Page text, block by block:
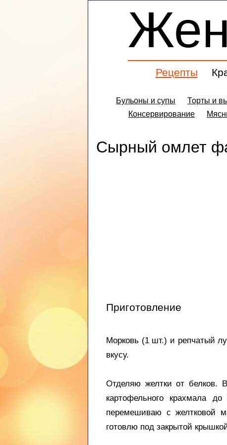
Рецепты
Бульоны и супы Торты и
Консервирование
Сырный омлет
Приготовление
Морковь (1 шт.) и репчатый
вкусу.
Отделяю желтки от
картофельного крахмала
перемешиваю с желтковой
готовлю под закрытой